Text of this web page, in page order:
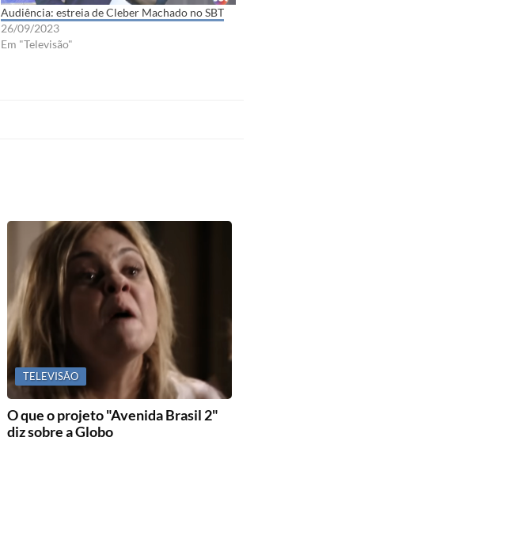
Audiência: estreia de Cleber Machado no SBT
26/09/2023
Em "Televisão"
TELEVISÃO
O que o projeto "Avenida Brasil 2"
diz sobre a Globo